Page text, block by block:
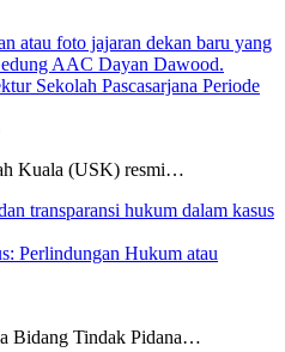
Sekolah Pascasarjana Periode
Kuala (USK) resmi…
Perlindungan Hukum atau
Bidang Tindak Pidana…